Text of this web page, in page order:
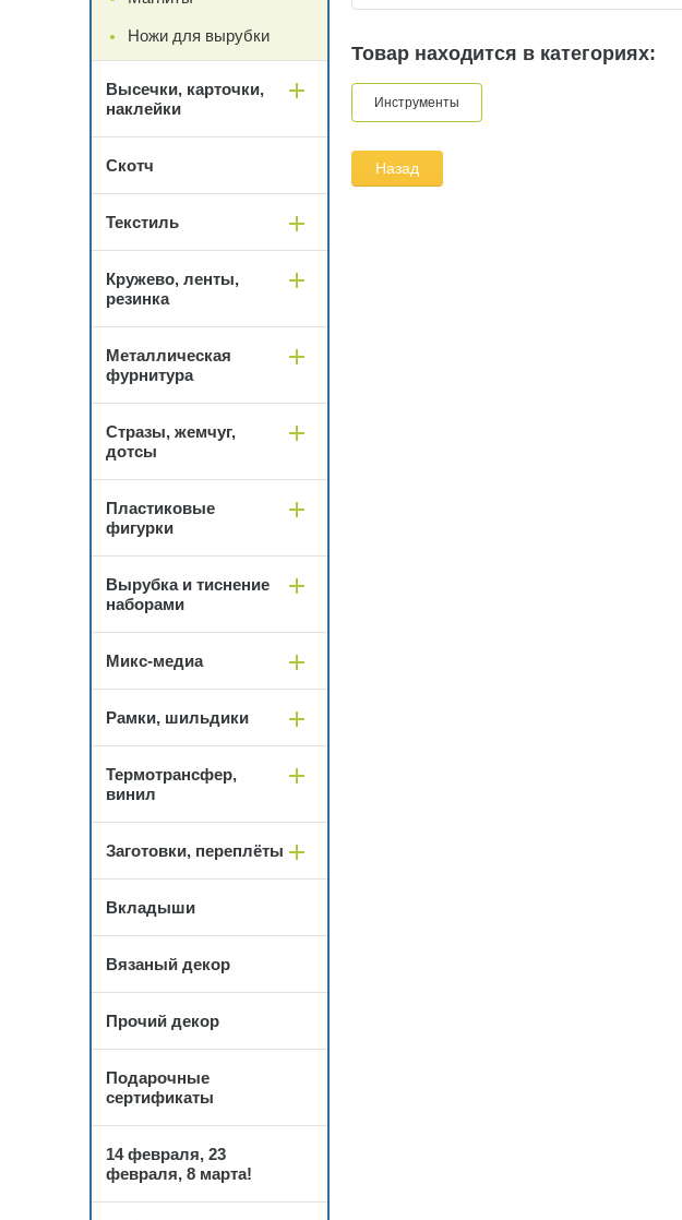
Товар находится в категориях:
Инструменты
Назад
Ножи для вырубки
Высечки, карточки,
наклейки
Скотч
Текстиль
Кружево, ленты,
резинка
Металлическая
фурнитура
Стразы, жемчуг,
дотсы
Пластиковые
фигурки
Вырубка и тиснение
наборами
Микс-медиа
Рамки, шильдики
Термотрансфер,
винил
Заготовки, переплёты
Вкладыши
Вязаный декор
Прочий декор
Подарочные
сертификаты
14 февраля, 23
февраля, 8 марта!